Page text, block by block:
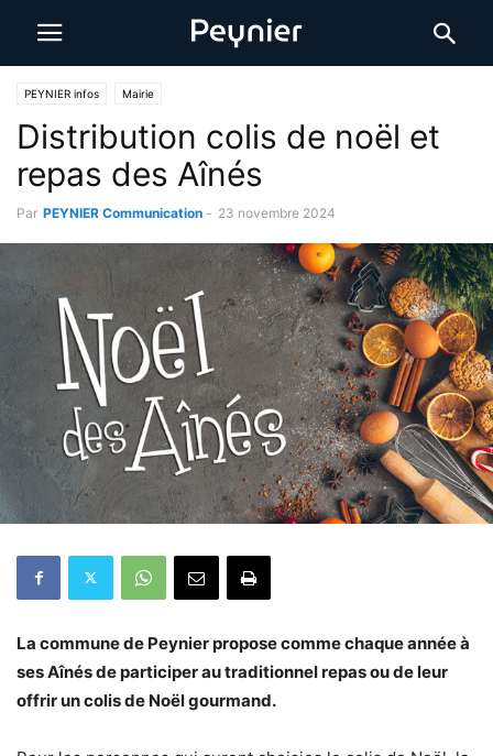
PEYNIER infos Mairie
Distribution colis de noël et
repas des Aînés
Par PEYNIER Communication - 23 novembre 2024
La commune de Peynier propose comme chaque année à
ses Aînés de participer au traditionnel repas ou de leur
offrir un colis de Noël gourmand.